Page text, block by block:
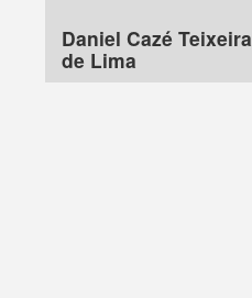
Daniel Cazé Teixeira
de Lima